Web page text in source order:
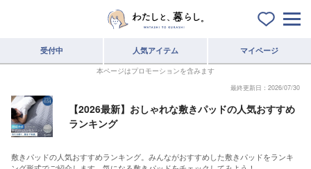
受付中 人気アイテム マイページ
本ページはプロモーションを含みます
最終更新日：2026/07/30
【2026最新】おしゃれな敷きパッドの人気おすすめ
ランキング
敷きパッドの人気おすすめランキング。みんながおすすめした敷きパッドをランキ